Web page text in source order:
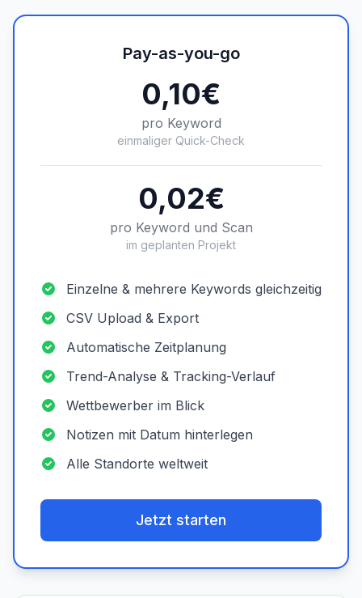
Pay-as-you-go
0,10€
pro Keyword
einmaliger Quick-Check
0,02€
pro Keyword und Scan
im geplanten Projekt
Einzelne & mehrere Keywords gleichzeitig
CSV Upload & Export
Automatische Zeitplanung
Trend-Analyse & Tracking-Verlauf
Wettbewerber im Blick
Notizen mit Datum hinterlegen
Alle Standorte weltweit
Jetzt starten